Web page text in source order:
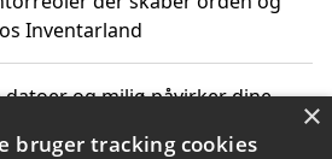
Inventarland
og miljø påvirker dine
×
bruger tracking cookies